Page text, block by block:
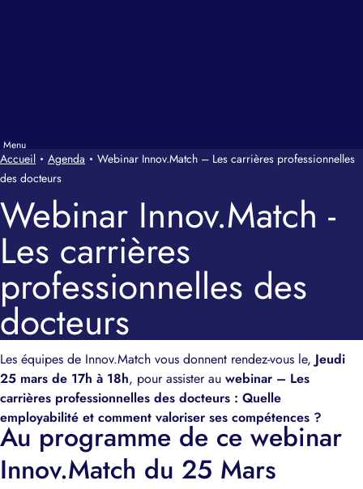
Accueil Agenda
Webinar Innov.Match – Les carrières professionnelles
des docteurs
Webinar Innov.Match -
Les carrières
professionnelles des
docteurs
Les équipes de Innov.Match vous donnent rendez-vous le, Jeudi
25 mars de 17h à 18h, pour assister au webinar – Les
carrières professionnelles des docteurs : Quelle
employabilité et comment valoriser ses compétences ?
Au programme de ce webinar
Innov.Match du 25 Mars